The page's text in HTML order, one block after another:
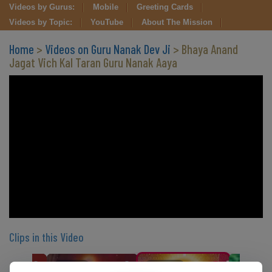
Videos by Gurus: Mobile
Greeting Cards
Videos by Topic:
YouTube About The Mission
Home > Videos on Guru Nanak Dev Ji > Bhaya Anand
Jagat Vich Kal Taran Guru Nanak Aaya
Clips in this Video
CLIP 11